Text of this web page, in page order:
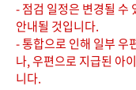
- 점검 일정은 변경될 수
안내될 것입니다.
- 통합으로 인해 일부 우
나, 우편으로 지급된 아
니다.